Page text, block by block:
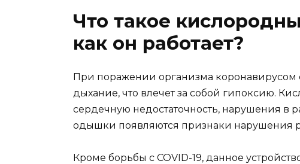
Что такое
как он работает?
При поражении организма коронавирусом
дыхание, что влечет за собой гипоксию.
сердечную недостаточность, нарушения в
одышки появляются признаки нарушения
Кроме борьбы с COVID-19, данное